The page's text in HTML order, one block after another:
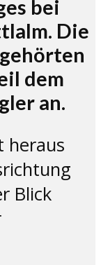
bei
Die
dem
an.
heraus
Blick